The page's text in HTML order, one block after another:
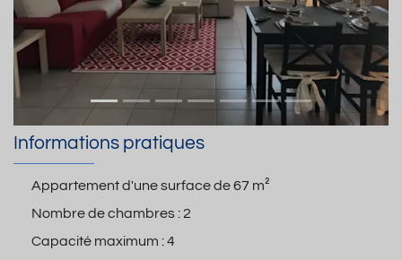
Informations pratiques
Appartement d'une surface de67 m²
Nombre de chambres :2
Capacité maximum :4